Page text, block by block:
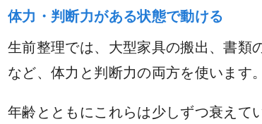
体力・判断力がある状態で動ける
生前整理では、大型家具の搬出、書類
など、体力と判断力の両方を使います。
年齢とともにこれらは少しずつ衰えて